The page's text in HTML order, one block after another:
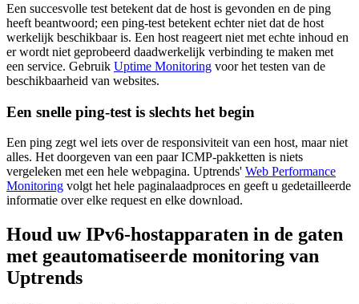
Een succesvolle test betekent dat de host is gevonden en de ping
heeft beantwoord; een ping-test betekent echter niet dat de host
werkelijk beschikbaar is. Een host reageert niet met echte inhoud en
er wordt niet geprobeerd daadwerkelijk verbinding te maken met
een service. Gebruik Uptime Monitoring voor het testen van de
beschikbaarheid van websites.
Een snelle ping-test is slechts het begin
Een ping zegt wel iets over de responsiviteit van een host, maar niet
alles. Het doorgeven van een paar ICMP-pakketten is niets
vergeleken met een hele webpagina. Uptrends' Web Performance
Monitoring volgt het hele paginalaadproces en geeft u gedetailleerde
informatie over elke request en elke download.
Houd uw IPv6-hostapparaten in de gaten
met geautomatiseerde monitoring van
Uptrends